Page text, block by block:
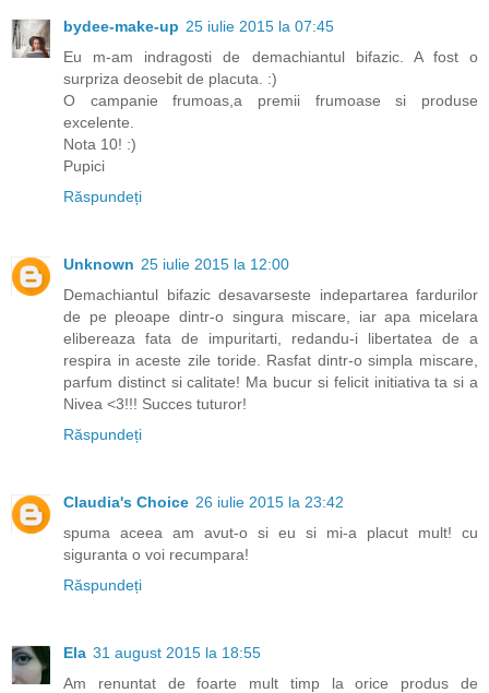
bydee-make-up 25 iulie 2015 la 07:45
Eu m-am indragosti de demachiantul bifazic. A fost o
surpriza deosebit de placuta. :)
O campanie frumoas,a premii frumoase si produse
excelente.
Nota 10! :)
Pupici
Răspundeți
Unknown 25 iulie 2015 la 12:00
Demachiantul bifazic desavarseste indepartarea fardurilor
de pe pleoape dintr-o singura miscare, iar apa micelara
elibereaza fata de impuritarti, redandu-i libertatea de a
respira in aceste zile toride. Rasfat dintr-o simpla miscare,
parfum distinct si calitate! Ma bucur si felicit initiativa ta si a
Nivea <3!!! Succes tuturor!
Răspundeți
Claudia's Choice 26 iulie 2015 la 23:42
spuma aceea am avut-o si eu si mi-a placut mult! cu
siguranta o voi recumpara!
Răspundeți
Ela 31 august 2015 la 18:55
Am renuntat de foarte mult timp la orice produs de